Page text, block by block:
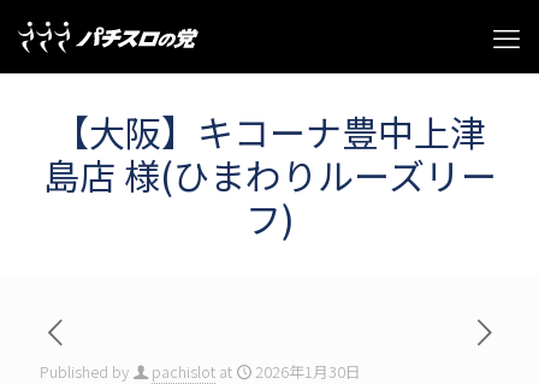
【大阪】キコーナ豊中上津
島店 様(ひまわりルーズリー
フ)
Published by pachislot at 2026年1月30日